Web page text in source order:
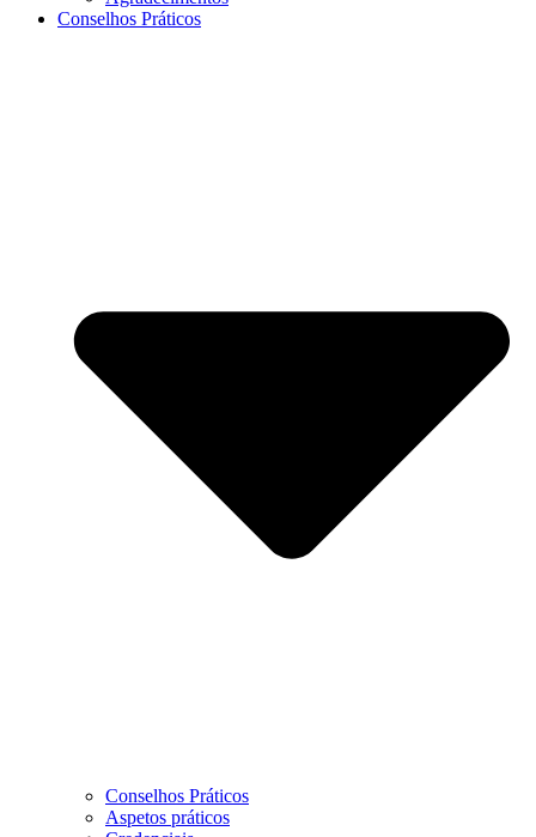
Conselhos Práticos
Conselhos Práticos
Aspetos práticos